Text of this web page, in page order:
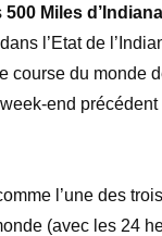
500 Miles
l’Etat de
course du monde
end précédent
l’une des
(avec les 24